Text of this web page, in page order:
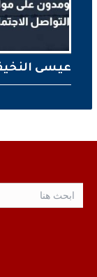
عيسى
Search